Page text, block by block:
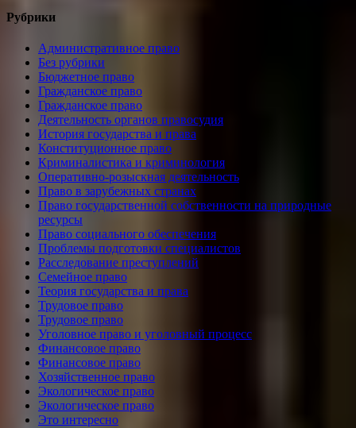
Рубрики
Административное право
Без рубрики
Бюджетное право
Гражданское право
Гражданское право
Деятельность органов правосудия
История государства и права
Конституционное право
Криминалистика и криминология
Оперативно-розыскная деятельность
Право в зарубежных странах
Право государственной собственности на природные
ресурсы
Право социального обеспечения
Проблемы подготовки специалистов
Расследование преступлений
Семейное право
Теория государства и права
Трудовое право
Трудовое право
Уголовное право и уголовный процесс
Финансовое право
Финансовое право
Хозяйственное право
Экологическое право
Экологическое право
Это интересно